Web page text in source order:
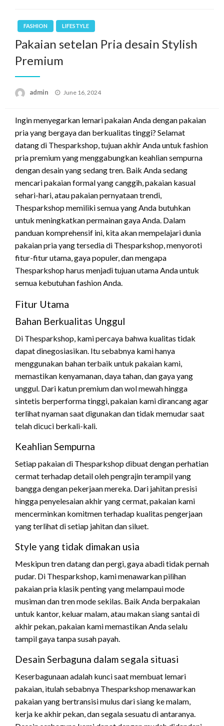
FASHION LIFESTYLE
Pakaian setelan Pria desain Stylish
Premium
admin
Posted
June 16, 2024
Ingin menyegarkan lemari pakaian Anda dengan pakaian
pria yang bergaya dan berkualitas tinggi? Selamat
datang di Thesparkshop, tujuan akhir Anda untuk fashion
pria premium yang menggabungkan keahlian sempurna
dengan desain yang sedang tren. Baik Anda sedang
mencari pakaian formal yang canggih, pakaian kasual
sehari-hari, atau pakaian pernyataan trendi,
Thesparkshop memiliki semua yang Anda butuhkan
untuk meningkatkan permainan gaya Anda. Dalam
panduan komprehensif ini, kita akan mempelajari dunia
pakaian pria yang tersedia di Thesparkshop, menyoroti
fitur-fitur utama, gaya populer, dan mengapa
Thesparkshop harus menjadi tujuan utama Anda untuk
semua kebutuhan fashion Anda.
Fitur Utama
Bahan Berkualitas Unggul
Di Thesparkshop, kami percaya bahwa kualitas tidak
dapat dinegosiasikan. Itu sebabnya kami hanya
menggunakan bahan terbaik untuk pakaian kami,
memastikan kenyamanan, daya tahan, dan gaya yang
unggul. Dari katun premium dan wol mewah hingga
sintetis berperforma tinggi, pakaian kami dirancang agar
terlihat nyaman saat digunakan dan tidak memudar saat
telah dicuci berkali-kali.
Keahlian Sempurna
Setiap pakaian di Thesparkshop dibuat dengan perhatian
cermat terhadap detail oleh pengrajin terampil yang
bangga dengan pekerjaan mereka. Dari jahitan presisi
hingga penyelesaian akhir yang cermat, pakaian kami
mencerminkan komitmen terhadap kualitas pengerjaan
yang terlihat di setiap jahitan dan siluet.
Style yang tidak dimakan usia
Meskipun tren datang dan pergi, gaya abadi tidak pernah
pudar. Di Thesparkshop, kami menawarkan pilihan
pakaian pria klasik penting yang melampaui mode
musiman dan tren mode sekilas. Baik Anda berpakaian
untuk kantor, keluar malam, atau makan siang santai di
akhir pekan, pakaian kami memastikan Anda selalu
tampil gaya tanpa susah payah.
Desain Serbaguna dalam segala situasi
Keserbagunaan adalah kunci saat membuat lemari
pakaian, itulah sebabnya Thesparkshop menawarkan
pakaian yang bertransisi mulus dari siang ke malam,
kerja ke akhir pekan, dan segala sesuatu di antaranya.